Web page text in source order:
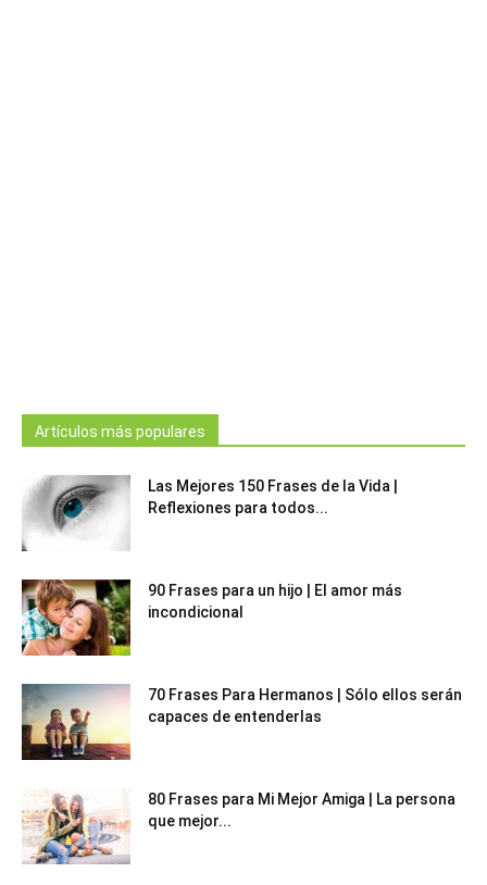
Artículos más populares
Las Mejores 150 Frases de la Vida |
Reflexiones para todos...
90 Frases para un hijo | El amor más
incondicional
70 Frases Para Hermanos | Sólo ellos serán
capaces de entenderlas
80 Frases para Mi Mejor Amiga | La persona
que mejor...